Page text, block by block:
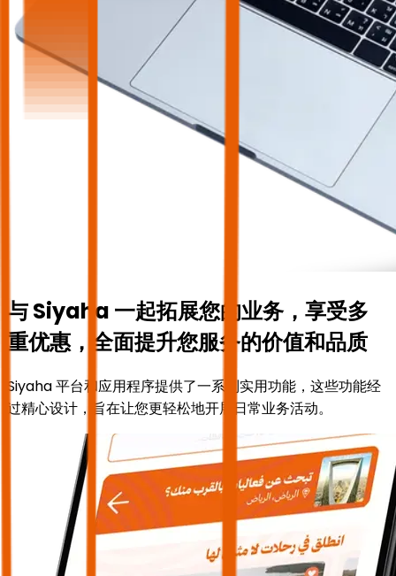
与 Siyaha 一起拓展您的业务，享受多
重优惠，全面提升您服务的价值和品质
Siyaha 平台和应用程序提供了一系列实用功能，这些功能经
过精心设计，旨在让您更轻松地开展日常业务活动。